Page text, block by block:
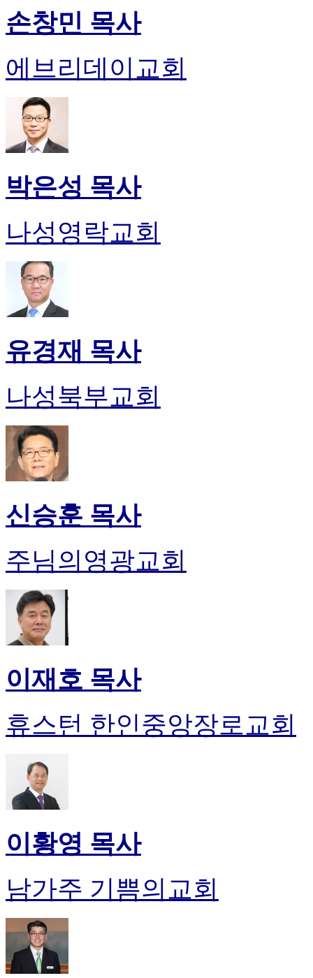
손창민 목사
에브리데이교회
박은성 목사
나성영락교회
유경재 목사
나성북부교회
신승훈 목사
주님의영광교회
이재호 목사
휴스턴 한인중앙장로교회
이황영 목사
남가주 기쁨의교회